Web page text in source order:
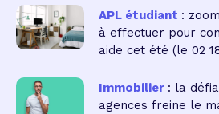
APL étudiant :
à effectuer pour
aide cet été (le 02
Immobilier : la
agences freine le